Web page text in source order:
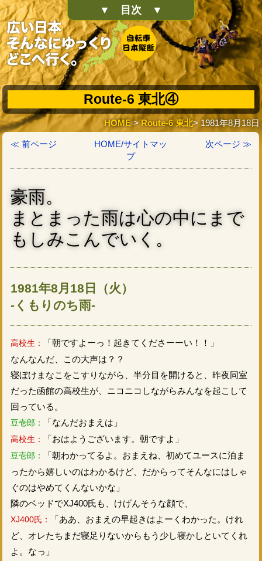
▼ 目次 ▼
Route-6 東北④
HOME>Route-6 東北> 1981年8月18日
≪ 前ページ
HOME/サイトマッ
プ
次ページ ≫
豪雨。
まとまった雨は心の中にまで
もしみこんでいく。
1981年8月18日（火）
-くもりのち雨-
高校生：
「朝ですよーっ！起きてくださーーい！！」
なんなんだ、この大声は？？
寝ぼけまなこをこすりながら、半分目を開けると、昨夜同室
だった函館の高校生が、ニコニコしながらみんなを起こして
回っている。
豆壱郎： 「なんだおまえは」
高校生： 「おはようございます。朝ですよ」
豆壱郎：
「朝わかってるよ。おまえね、初めてユースに泊ま
ったから嬉しいのはわかるけど、だからってそんなにはしゃ
ぐのはやめてくんないかな」
隣のベッドでXJ400氏も、けげんそうな顔で、
XJ400氏：
「ああ、おまえの早起きはよーくわかった。けれ
ど、オレたちまだ寝足りないからもう少し寝かしといてくれ
よ。なっ」